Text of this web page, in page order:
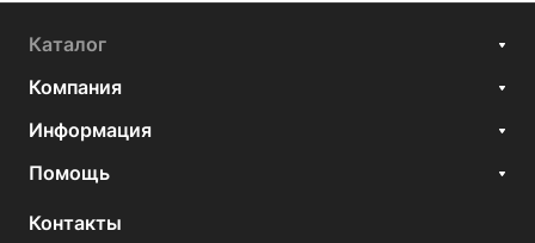
Каталог
Компания
Информация
Помощь
Контакты